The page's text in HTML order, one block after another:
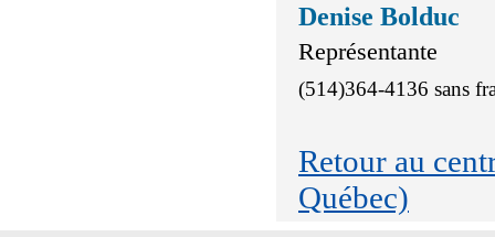
Denise Bolduc
Représentante
(514)364-4136 sans
Retour au
Québec)